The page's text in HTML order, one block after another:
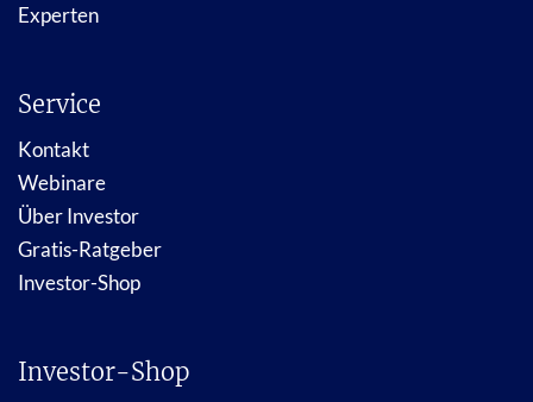
Experten
Service
Kontakt
Webinare
Über Investor
Gratis-Ratgeber
Investor-Shop
Investor-Shop